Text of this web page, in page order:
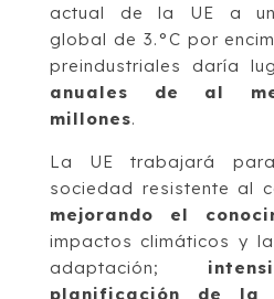
actual de la UE a un
global de 3.°C por
preindustriales daría
anuales de al
millones.
La UE trabajará
sociedad resistente al
mejorando el
impactos climáticos y
adaptación;
planificación de la